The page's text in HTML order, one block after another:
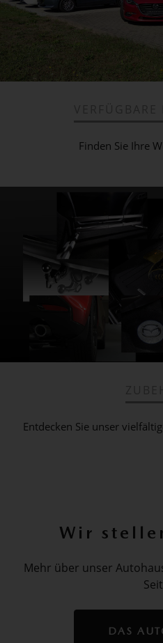
Finden Sie Ihre
Entdecken Sie unser
Wir
Mehr über unser
DAS